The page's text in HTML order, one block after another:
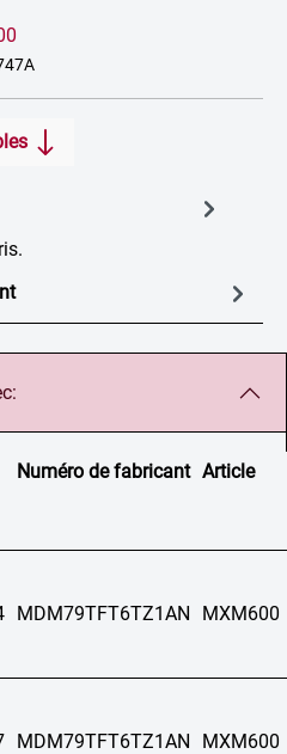
Numéro de fabricant Article
MDM79TFT6TZ1AN MXM600
MDM79TFT6TZ1AN MXM600